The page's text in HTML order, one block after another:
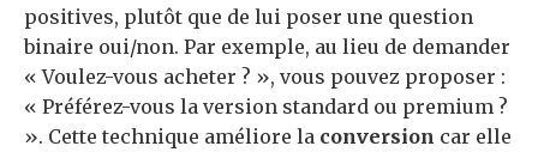
positives, plutôt que de lui poser une question
binaire oui/non. Par exemple, au lieu de demander
« Voulez-vous acheter ? », vous pouvez proposer :
« Préférez-vous la version standard ou premium ?
». Cette technique améliore la conversion car elle